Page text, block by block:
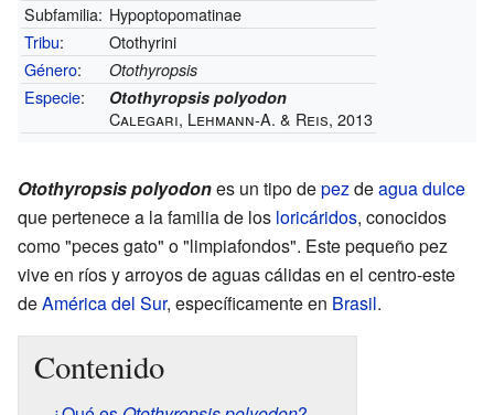
Subfamilia: Hypoptopomatinae
Tribu:
Otothyrini
Género: Otothyropsis
Especie: Otothyropsis polyodon
Calegari, Lehmann-A. & Reis, 2013
Otothyropsis polyodones un tipo depezdeagua dulce
que pertenece a la familia de los loricáridos, conocidos
como "peces gato" o "limpiafondos". Este pequeño pez
vive en ríos y arroyos de aguas cálidas en el centro-este
deAmérica del Sur, específicamente en Brasil.
Contenido